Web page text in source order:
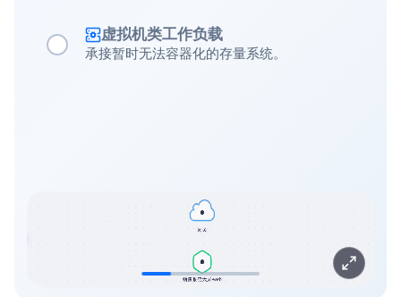
虚拟机类工作负载
承接暂时无法容器化的存量系统。